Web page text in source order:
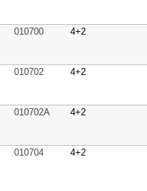
010700 4+2
010702 4+2
010702A 4+2
010704 4+2